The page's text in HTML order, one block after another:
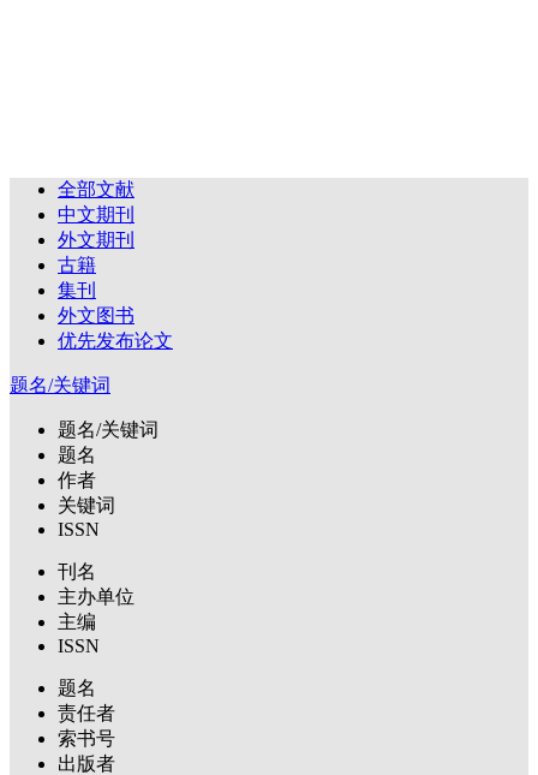
全部文献
中文期刊
外文期刊
古籍
集刊
外文图书
优先发布论文
题名/关键词
题名/关键词
题名
作者
关键词
ISSN
刊名
主办单位
主编
ISSN
题名
责任者
索书号
出版者